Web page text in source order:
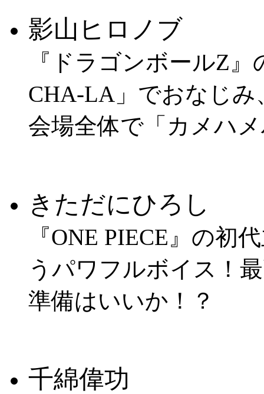
影山ヒロノブ
『ドラゴンボールZ
CHA-LA」でおなじ
会場全体で「カメハ
きただにひろし
『ONE PIECE』の初
うパワフルボイス！
準備はいいか！？
千綿偉功